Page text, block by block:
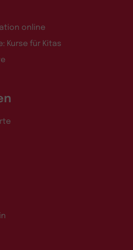
online
Kurse für Kitas